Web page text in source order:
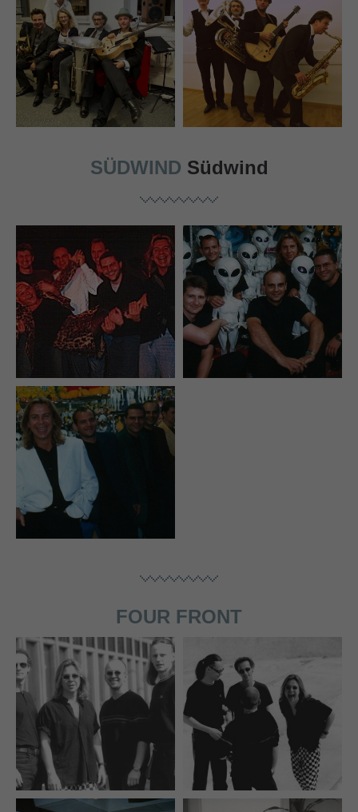
SÜDWIND Südwind
FOUR FRONT